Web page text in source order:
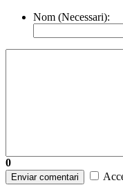
Nom (Necessari):
0
Enviar comentari